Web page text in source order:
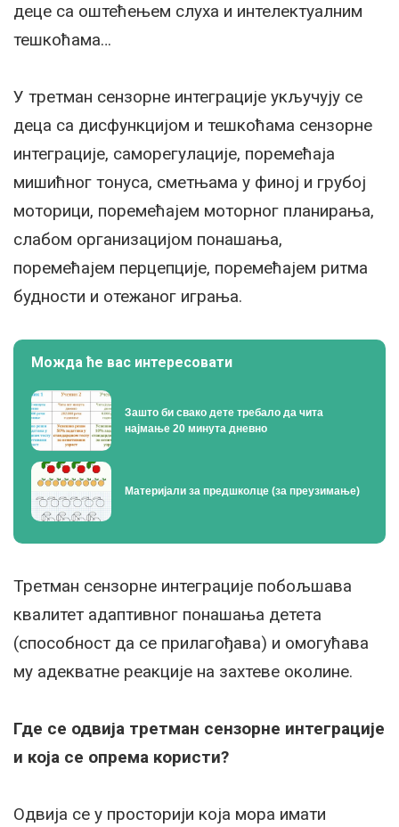
деце са оштећењем слуха и интелектуалним
тешкоћама…
У третман сензорне интеграције укључују се
деца са дисфункцијом и тешкоћама сензорне
интеграције, саморегулације, поремећаја
мишићног тонуса, сметњама у финој и грубој
моторици, поремећајем моторног планирања,
слабом организацијом понашања,
поремећајем перцепције, поремећајем ритма
будности и отежаног играња.
Можда ће вас интересовати
Зашто би свако дете требало да чита
најмање 20 минута дневно
Материјали за предшколце (за преузимање)
Третман сензорне интеграције побољшава
квалитет адаптивног понашања детета
(способност да се прилагођава) и омогућава
му адекватне реакције на захтеве околине.
Где се одвија третман сензорне интеграције
и која се опрема користи?
Одвија се у просторији која мора имати